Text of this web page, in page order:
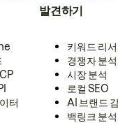
터
발견하기
키워드 리
경쟁자 분석
시장 분석
로컬 SEO
AI 브랜드
백링크 분석